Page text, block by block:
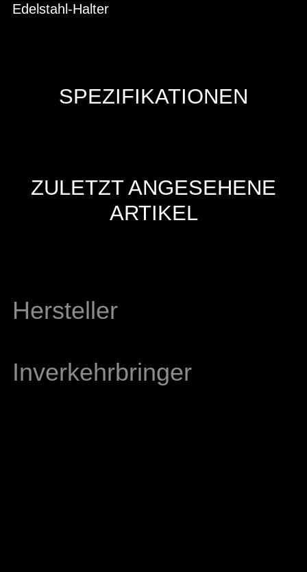
Edelstahl-Halter
SPEZIFIKATIONEN
ZULETZT ANGESEHENE
ARTIKEL
Hersteller
Inverkehrbringer